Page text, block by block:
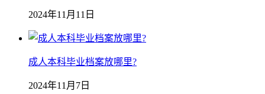
2024年11月11日
成人本科毕业档案放哪里?
2024年11月7日